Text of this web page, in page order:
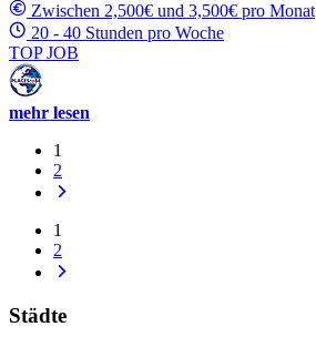
Zwischen 2,500€ und 3,500€ pro Monat
20 - 40 Stunden pro Woche
TOP JOB
mehr lesen
1
2
1
2
Städte